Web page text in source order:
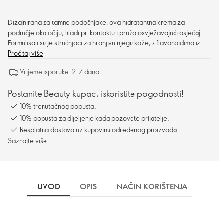
Dizajnirana za tamne podočnjake, ova hidratantna krema za
područje oko očiju, hladi pri kontaktu i pruža osvježavajući osjećaj.
Formulisali su je stručnjaci za hranjivu njegu kože, s flavonoidima iz
stolisnika za omekšavanje kože.
Pročitaj više
Vrijeme isporuke: 2-7 dana
Postanite Beauty kupac, iskoristite pogodnosti!
10% trenutačnog popusta.
10% popusta za dijeljenje kada pozovete prijatelje.
Besplatna dostava uz kupovinu određenog proizvoda.
Saznajte više
UVOD OPIS NAČIN KORIŠTENJA